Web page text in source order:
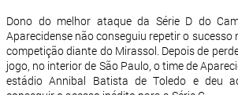
Dono do melhor ataque da Série D do
Aparecidense não conseguiu repetir o sucesso
competição diante do Mirassol. Depois de
jogo, no interior de São Paulo, o time de
estádio Annibal Batista de Toledo e deu